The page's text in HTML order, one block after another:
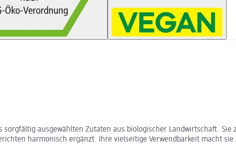
ausgewählten Zutaten aus biologischer Landwirtschaft. Sie
harmonisch ergänzt. Ihre vielseitige Verwendbarkeit macht